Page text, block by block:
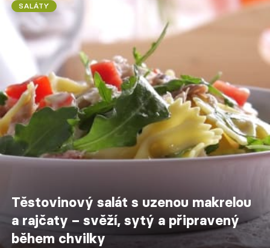
SALÁTY
Těstovinový salát s uzenou makrelou
a rajčaty – svěží, sytý a připravený
během chvilky